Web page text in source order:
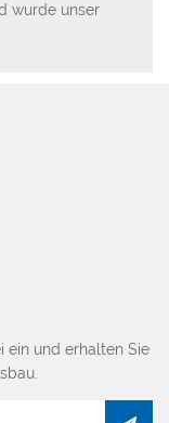
wurde unser
ein und erhalten Sie